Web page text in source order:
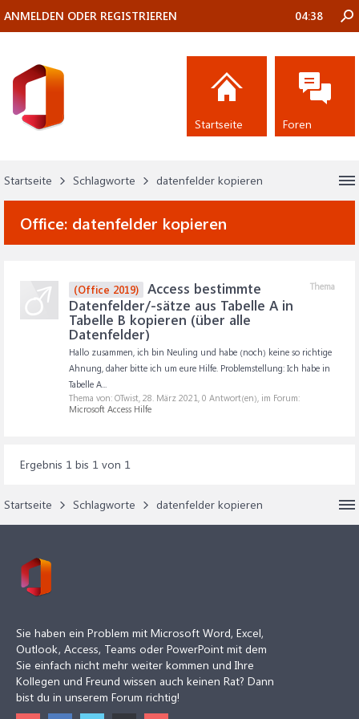
Startseite Schlagworte datenfelder kopieren
Office: datenfelder kopieren
Thema
(Office 2019)
Access bestimmte
Datenfelder/-sätze aus Tabelle A in
Tabelle B kopieren (über alle
Datenfelder)
Hallo zusammen, ich bin Neuling und habe (noch) keine so richtige
Ahnung, daher bitte ich um eure Hilfe. Problemstellung: Ich habe in
Tabelle A...
Thema von: OTwist, 28. März 2021, 0 Antwort(en), im Forum:
Microsoft Access Hilfe
Ergebnis 1 bis 1 von 1
Startseite Schlagworte datenfelder kopieren
ANMELDEN ODER REGISTRIEREN 04:38
Startseite Foren
Sie haben ein Problem mit Microsoft Word, Excel,
Outlook, Access, Teams oder PowerPoint mit dem
Sie einfach nicht mehr weiter kommen und Ihre
Kollegen und Freund wissen auch keinen Rat? Dann
bist du in unserem Forum richtig!